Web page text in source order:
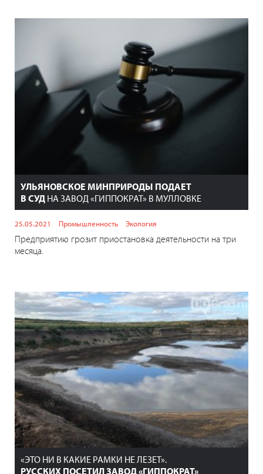
УЛЬЯНОВСКОЕ МИНПРИРОДЫ ПОДАЕТ
В СУД НА ЗАВОД «ГИППОКРАТ» В МУЛЛОВКЕ
25.05.2021 Промышленность Экология
Предприятию грозит приостановка деятельности на три
месяца.
«ЭТО НИ В КАКИЕ РАМКИ НЕ ЛЕЗЕТ».
РУССКИХ ПОСЕТИЛ ЗАВОД «ГИППОКРАТ»